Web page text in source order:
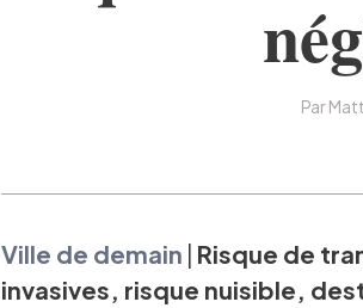
Par
Ville de demain | Risque de
invasives, risque nuisible,